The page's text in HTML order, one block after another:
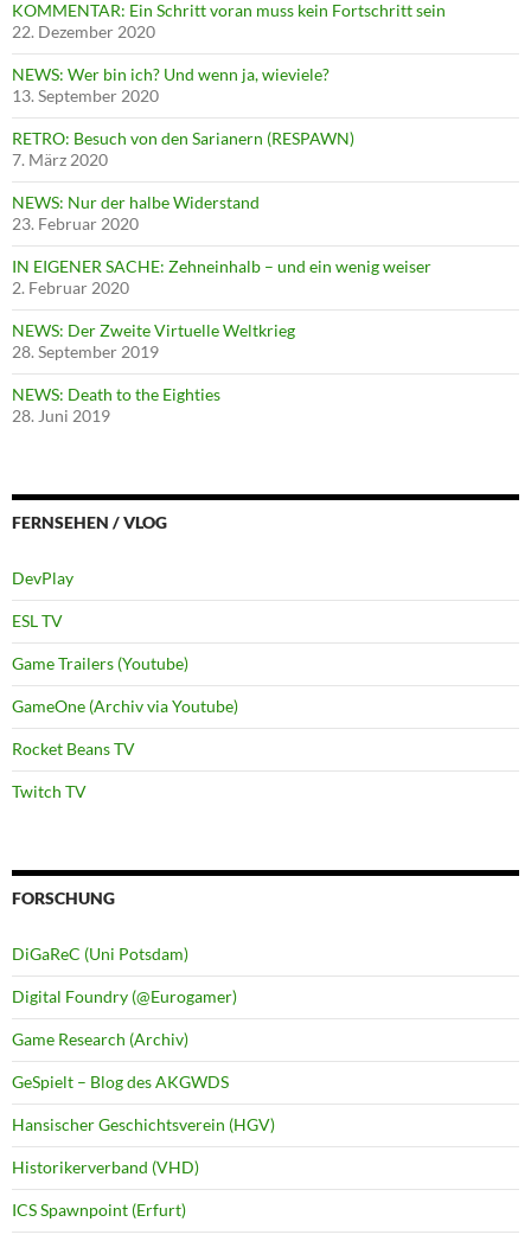
KOMMENTAR: Ein Schritt voran muss kein Fortschritt sein
22. Dezember 2020
NEWS: Wer bin ich? Und wenn ja, wieviele?
13. September 2020
RETRO: Besuch von den Sarianern (RESPAWN)
7. März 2020
NEWS: Nur der halbe Widerstand
23. Februar 2020
IN EIGENER SACHE: Zehneinhalb – und ein wenig weiser
2. Februar 2020
NEWS: Der Zweite Virtuelle Weltkrieg
28. September 2019
NEWS: Death to the Eighties
28. Juni 2019
FERNSEHEN / VLOG
DevPlay
ESL TV
Game Trailers (Youtube)
GameOne (Archiv via Youtube)
Rocket Beans TV
Twitch TV
FORSCHUNG
DiGaReC (Uni Potsdam)
Digital Foundry (@Eurogamer)
Game Research (Archiv)
GeSpielt – Blog des AKGWDS
Hansischer Geschichtsverein (HGV)
Historikerverband (VHD)
ICS Spawnpoint (Erfurt)